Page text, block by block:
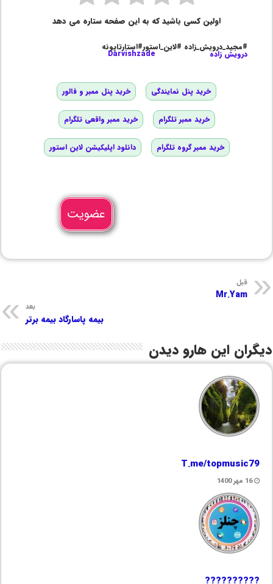
اولین کسی باشید که به این صفحه ستاره می دهد
#مجید_درویش_زاده #لاین_استور#استارتاپونه
درویش زاده Darvishzade
خرید پنل نمایندگی خرید پنل ممبر و فالور
خرید ممبر تلگرام خرید ممبر واقعی تلگرام
خرید ممبر گروه تلگرام دانلود اپلیکیشن لاین استور
عضویت
قبل
Mr.Yam
بعد
بیمه پاسارگاد بیمه برتر
دیگران این هارو دیدن
T.me/topmusic79
16 مهر 1400
??????????